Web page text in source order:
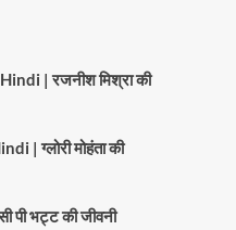
| रजनीश मिश्रा की
| ग्लोरी मोहंता की
भट्ट की जीवनी